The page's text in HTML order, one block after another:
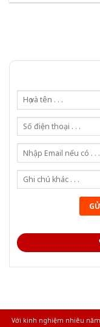
Với kinh nghiệm nhiêu